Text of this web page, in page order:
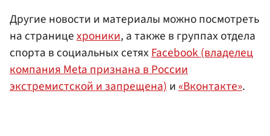
Другие новости и материалы можно посмотреть
на страницехроники, а также в группах отдела
спорта в социальных сетяхFacebook (владелец
компания Meta признана в России
экстремистской и запрещена)и«Вконтакте».